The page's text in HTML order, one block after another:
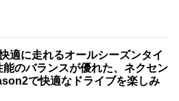
適に走れるオールシーズンタイ
能のバランスが優れた、ネクセン
で快適なドライブを楽しみ